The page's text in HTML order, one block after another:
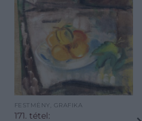
FESTMÉNY, GRAFIKA
171. tétel: